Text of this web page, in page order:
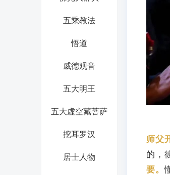
五乘教法
悟道
威德观音
五大明王
五大虚空藏菩萨
挖耳罗汉
居士人物
师父
的，
要。